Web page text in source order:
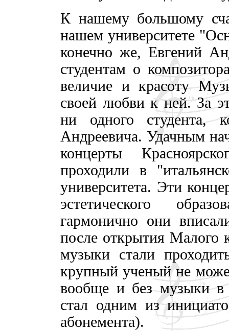
К нашему большому
нашем университете
конечно же, Евгений
студентам о
величие и красоту
своей любви к ней. За
ни одного студента,
Андреевича. Удачным
концерты
проходили в
университета. Эти
эстетического
гармонично они
после открытия Малого
музыки стали
крупный ученый не
вообще и без музыки в
стал одним из
абонемента).